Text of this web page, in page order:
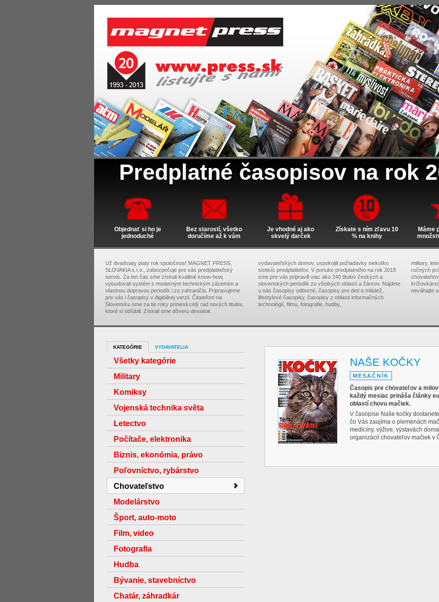
Predplatné časopisov na rok
Objednať si ho je
jednoduché
Bez starostí, všetko
doručíme až k vám
Je vhodné aj ako
skvelý darček
Získate s ním zľavu 10
% na knihy
Máme
Už dvadsiaty piaty rok spoločnosť MAGNET PRESS,
SLOVAKIA s.r.o., zabezpečuje pre vás predplatiteľský
servis. Za ten čas sme získali kvalitné know-how,
vybudovali systém s moderným technickým zázemím a
vlastnou dopravou periodík i zo zahraničia. Pripravujeme
pre vás i časopisy v digitálnej verzii. Čitateľom na
Slovensku sme za tie roky priniesli celý rad nových titulov,
ktoré si obľúbili. Získali sme dôveru desiatok
vydavateľských domov, uspokojili požiadavky niekoľko
stotisíc predplatiteľov. V ponuke predplatného na rok 2018
sme pre vás pripravili viac ako 240 titulov českých a
slovenských periodík zo všetkých oblastí a žánrov. Nájdete
u nás časopisy odborné, časopisy pre deti a mládež,
lifestylové časopisy, časopisy z oblasti informačných
technológií, filmu, fotografie, hudby,
military,
ručných
neváhajte a
KATEGÓRIE VYDAVATELIA
Všetky kategórie
Military
Komiksy
Vojenská technika světa
Letectvo
Počítače, elektronika
Biznis, ekonómia, právo
Poľovníctvo, rybárstvo
Chovateľstvo
Modelárstvo
Šport, auto-moto
Film, video
Fotografia
Hudba
Bývanie, stavebníctvo
Chatár, záhradkár
NAŠE KOČKY
MESAČNÍK
Časopis pre chovateľov a
každý mesiac prináša články
oblastí chovu mačiek.
V časopise Naše kočky
čo Vás zaujíma o plemenách
medicíny, výžive, výstavách
organizácií chovateľov mačiek v